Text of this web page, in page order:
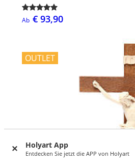
Holyart App
Entdecken Sie jetzt die APP von Holyart
Ab € 93,90
OUTLET